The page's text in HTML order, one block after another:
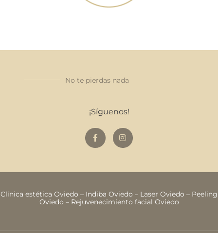
No te pierdas nada
¡Síguenos!
Clínica estética Oviedo – Indiba Oviedo – Laser Oviedo – Peeling
Oviedo – Rejuvenecimiento facial Oviedo